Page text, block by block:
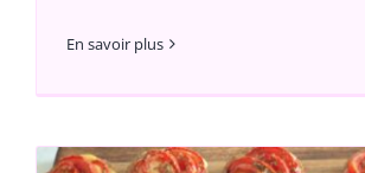
En savoir plus